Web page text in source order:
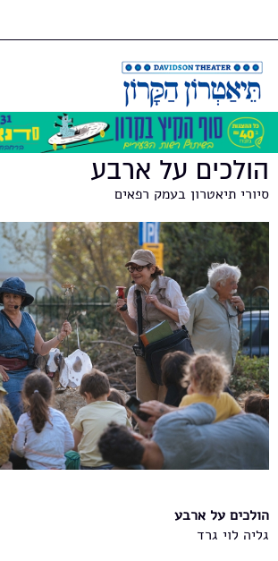
הולכים על ארבע
סיורי תיאטרון בעמק רפאים
הולכים על ארבע
גליה לוי גרד